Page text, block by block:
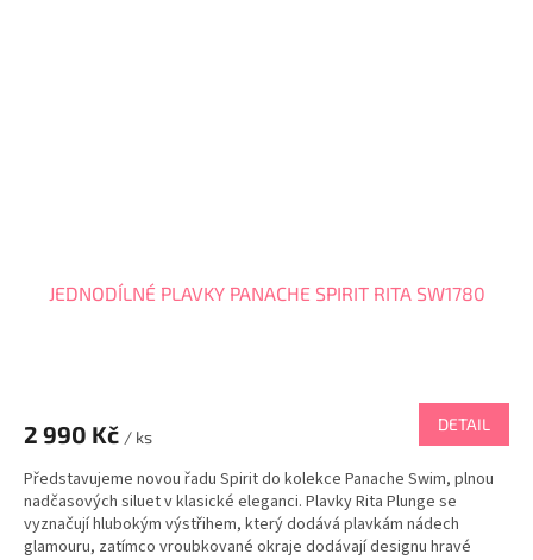
JEDNODÍLNÉ PLAVKY PANACHE SPIRIT RITA SW1780
2 990 Kč / ks
DETAIL
Představujeme novou řadu Spirit do kolekce Panache Swim, plnou
nadčasových siluet v klasické eleganci. Plavky Rita Plunge se
vyznačují hlubokým výstřihem, který dodává plavkám nádech
glamouru, zatímco vroubkované okraje dodávají designu hravé